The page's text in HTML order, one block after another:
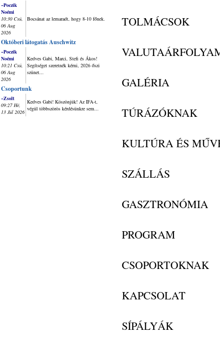
~Poczik
Noémi
10:30 Csü,
06 Aug
2026
Bocsánat az lemaradt, hogy 8-10 főnek.
Októberi látogatás Auschwitz
~Poczik
Noémi
10:21 Csü,
06 Aug
2026
Kedves Gabi, Marci, Stefi és Ákos!
Segítséget szeretnék kérni, 2026 őszi
szünet...
Csoportunk
~Zsolt
09:27 Hé,
13 Júl 2026
Kedves Gabi! Köszönjük! Az IFA-t,
végül többszörös kérdésünkre sem...
TOLMÁCSOK
GALÉRIA
TÚRÁZÓKNAK
KULTÚRA ÉS
SZÁLLÁS
GASZTRONÓMIA
PROGRAM
CSOPORTOKNAK
KAPCSOLAT
SÍPÁLYÁK